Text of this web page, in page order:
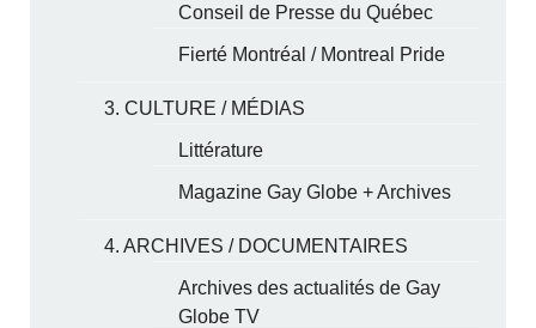
Conseil de Presse du Québec
Fierté Montréal / Montreal Pride
3. CULTURE / MÉDIAS
Littérature
Magazine Gay Globe + Archives
4. ARCHIVES / DOCUMENTAIRES
Archives des actualités de Gay
Globe TV